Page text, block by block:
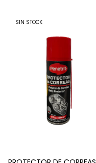
SIN STOCK